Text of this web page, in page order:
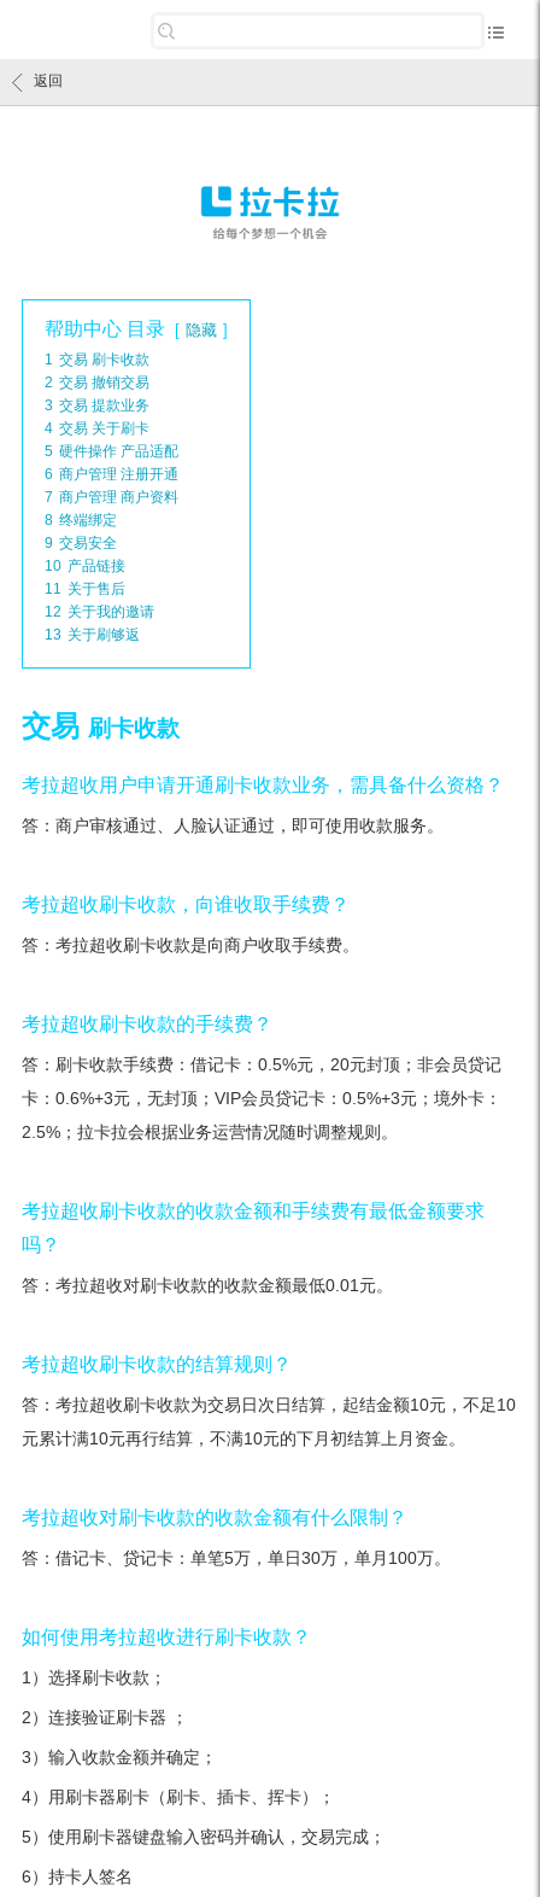
返回
帮助中心 目录 隐藏
1 交易 刷卡收款
2 交易 撤销交易
3 交易 提款业务
4 交易 关于刷卡
5 硬件操作 产品适配
6 商户管理 注册开通
7 商户管理 商户资料
8 终端绑定
9 交易安全
10 产品链接
11 关于售后
12 关于我的邀请
13 关于刷够返
交易 刷卡收款
考拉超收用户申请开通刷卡收款业务，需具备什么资格？
答：商户审核通过、人脸认证通过，即可使用收款服务。
考拉超收刷卡收款，向谁收取手续费？
答：考拉超收刷卡收款是向商户收取手续费。
考拉超收刷卡收款的手续费？
答：刷卡收款手续费：借记卡：0.5%元，20元封顶；非会员贷记
卡：0.6%+3元，无封顶；VIP会员贷记卡：0.5%+3元；境外卡：
2.5%；拉卡拉会根据业务运营情况随时调整规则。
考拉超收刷卡收款的收款金额和手续费有最低金额要求
吗？
答：考拉超收对刷卡收款的收款金额最低0.01元。
考拉超收刷卡收款的结算规则？
答：考拉超收刷卡收款为交易日次日结算，起结金额10元，不足10
元累计满10元再行结算，不满10元的下月初结算上月资金。
考拉超收对刷卡收款的收款金额有什么限制？
答：借记卡、贷记卡：单笔5万，单日30万，单月100万。
如何使用考拉超收进行刷卡收款？
1）选择刷卡收款；
2）连接验证刷卡器 ；
3）输入收款金额并确定；
4）用刷卡器刷卡（刷卡、插卡、挥卡）；
5）使用刷卡器键盘输入密码并确认，交易完成；
6）持卡人签名